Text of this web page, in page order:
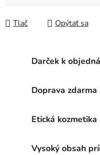
Tlač Opýtať sa
Darček k
Doprava
Etická kozmetika
Vysoký obsah